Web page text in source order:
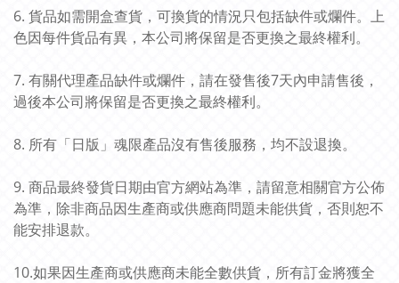
6. 貨品如需開盒查貨，可換貨的情況只包括缺件或爛件。上
色因每件貨品有異，本公司將保留是否更換之最終權利。
7. 有關代理產品缺件或爛件，請在發售後7天內申請售後，
過後本公司將保留是否更換之最終權利。
8. 所有「日版」魂限產品沒有售後服務，均不設退換。
9. 商品最終發貨日期由官方網站為準，請留意相關官方公佈
為準，除非商品因生產商或供應商問題未能供貨，否則恕不
能安排退款。
10.如果因生產商或供應商未能全數供貨，所有訂金將獲全